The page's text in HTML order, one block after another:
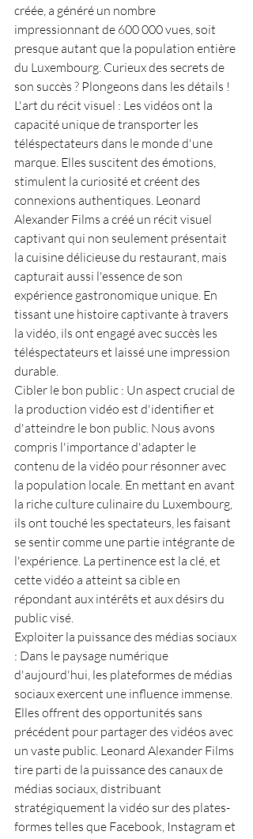
créée, a généré un nombre
impressionnant de 600 000 vues, soit
presque autant que la population entière
du Luxembourg. Curieux des secrets de
son succès ? Plongeons dans les détails !
L'art du récit visuel : Les vidéos ont la
capacité unique de transporter les
téléspectateurs dans le monde d'une
marque. Elles suscitent des émotions,
stimulent la curiosité et créent des
connexions authentiques. Leonard
Alexander Films a créé un récit visuel
captivant qui non seulement présentait
la cuisine délicieuse du restaurant, mais
capturait aussi l'essence de son
expérience gastronomique unique. En
tissant une histoire captivante à travers
la vidéo, ils ont engagé avec succès les
téléspectateurs et laissé une impression
durable.
Cibler le bon public : Un aspect crucial de
la production vidéo est d'identifier et
d'atteindre le bon public. Nous avons
compris l'importance d'adapter le
contenu de la vidéo pour résonner avec
la population locale. En mettant en avant
la riche culture culinaire du Luxembourg,
ils ont touché les spectateurs, les faisant
se sentir comme une partie intégrante de
l'expérience. La pertinence est la clé, et
cette vidéo a atteint sa cible en
répondant aux intérêts et aux désirs du
public visé.
Exploiter la puissance des médias sociaux
: Dans le paysage numérique
d'aujourd'hui, les plateformes de médias
sociaux exercent une influence immense.
Elles offrent des opportunités sans
précédent pour partager des vidéos avec
un vaste public. Leonard Alexander Films
tire parti de la puissance des canaux de
médias sociaux, distribuant
stratégiquement la vidéo sur des plates-
formes telles que Facebook, Instagram et